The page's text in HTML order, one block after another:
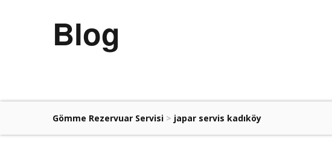
Blog
Gömme Rezervuar Servisi > japar servis kadıköy